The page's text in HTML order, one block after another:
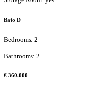
Bajo D
Bedrooms: 2
Bathrooms: 2
€ 360.000